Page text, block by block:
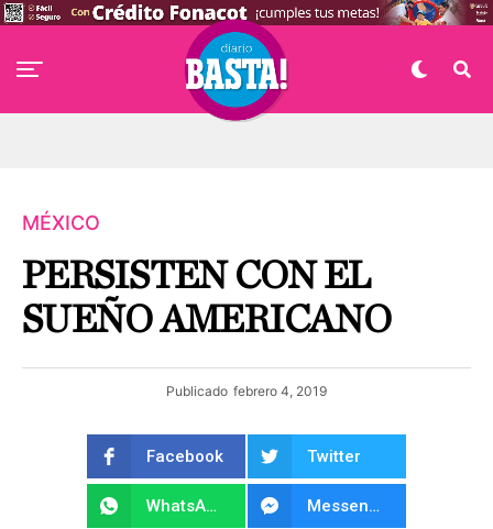
MÉXICO
PERSISTEN CON EL
SUEÑO AMERICANO
Publicado febrero 4, 2019
Facebook Twitter
WhatsApp Messenger